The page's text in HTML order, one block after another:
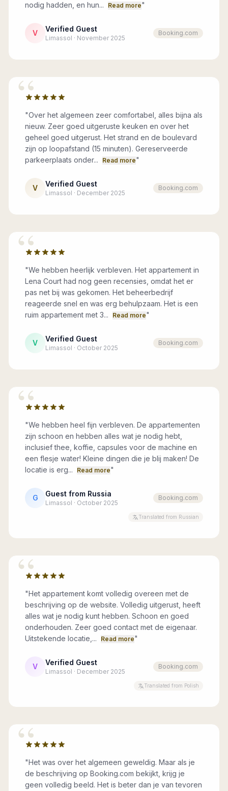
nodig hadden, en hun...
Read more"
V Verified Guest
Limassol · November 2025
Booking.com
“
"Over het algemeen zeer comfortabel, alles bijna als
nieuw. Zeer goed uitgeruste keuken en over het
geheel goed uitgerust. Het strand en de boulevard
zijn op loopafstand (15 minuten). Gereserveerde
parkeerplaats onder...
Read more"
V Verified Guest
Limassol · December 2025
Booking.com
“
"We hebben heerlijk verbleven. Het appartement in
Lena Court had nog geen recensies, omdat het er
pas net bij was gekomen. Het beheerbedrijf
reageerde snel en was erg behulpzaam. Het is een
ruim appartement met 3...
Read more"
V Verified Guest
Limassol · October 2025
Booking.com
“
"We hebben heel fijn verbleven. De appartementen
zijn schoon en hebben alles wat je nodig hebt,
inclusief thee, koffie, capsules voor de machine en
een flesje water! Kleine dingen die je blij maken! De
locatie is erg...
Read more"
G Guest from Russia
Limassol · October 2025
Booking.com
Translated from Russian
“
"Het appartement komt volledig overeen met de
beschrijving op de website. Volledig uitgerust, heeft
alles wat je nodig kunt hebben. Schoon en goed
onderhouden. Zeer goed contact met de eigenaar.
Uitstekende locatie,...
Read more"
V Verified Guest
Limassol · December 2025
Booking.com
Translated from Polish
“
"Het was over het algemeen geweldig. Maar als je
de beschrijving op Booking.com bekijkt, krijg je
geen volledig beeld. Het is beter dan je van tevoren